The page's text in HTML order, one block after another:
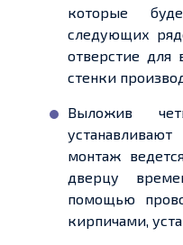
которые
следующих
отверстие для
стенки
Выложив
монтаж
дверцу
помощью
кирпичами,